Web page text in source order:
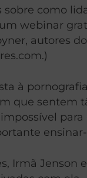
como
webinar
autores
à
que
Irmã Jenson